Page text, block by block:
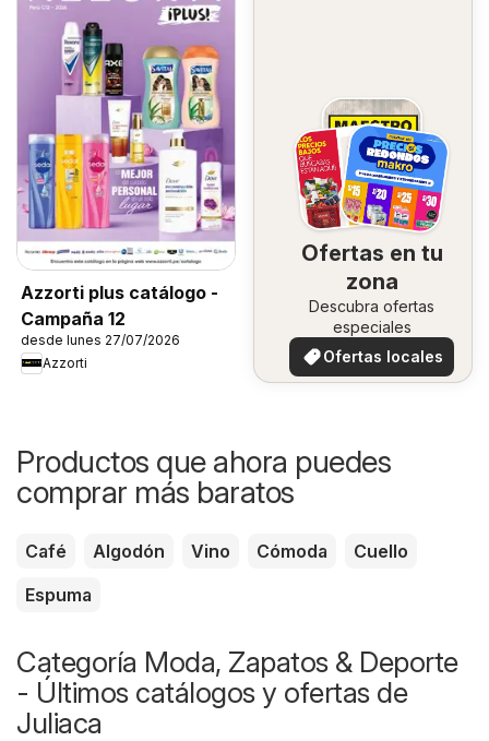
Azzorti plus catálogo -
Campaña 12
desde lunes 27/07/2026
Azzorti
Ofertas en tu
zona
Descubra ofertas
especiales
Ofertas locales
Productos que ahora puedes
comprar más baratos
Café Algodón Vino Cómoda
Cuello
Espuma
Categoría Moda, Zapatos & Deporte
- Últimos catálogos y ofertas de
Juliaca